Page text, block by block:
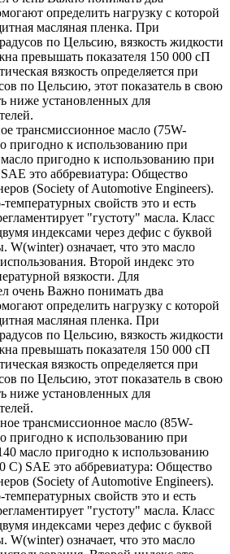
определить нагрузку с которой
масляная пленка. При
по Цельсию, вязкость жидкости
превышать показателя 150 000 сП
вязкость определяется при
по Цельсию, этот показатель в свою
ниже установленных для
трансмиссионное масло (75W-
пригодно к использованию при
пригодно к использованию при
это аббревиатура: Общество
(Society of Automotive Engineers).
температурных свойств это и есть
"густоту" масла. Класс
индексами через дефис с буквой
означает, что это масло
Второй индекс это
вязкости. Для
очень Важно понимать два
определить нагрузку с которой
масляная пленка. При
по Цельсию, вязкость жидкости
превышать показателя 150 000 сП
вязкость определяется при
по Цельсию, этот показатель в свою
ниже установленных для
трансмиссионное масло (85W-
пригодно к использованию при
масло пригодно к использованию
С) SAE это аббревиатура: Общество
(Society of Automotive Engineers).
температурных свойств это и есть
"густоту" масла. Класс
индексами через дефис с буквой
означает, что это масло